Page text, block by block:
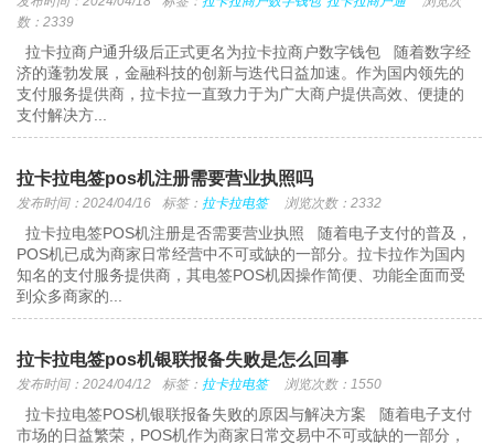
数：2339
拉卡拉商户通升级后正式更名为拉卡拉商户数字钱包 随着数字经
济的蓬勃发展，金融科技的创新与迭代日益加速。作为国内领先的
支付服务提供商，拉卡拉一直致力于为广大商户提供高效、便捷的
支付解决方...
拉卡拉电签pos机注册需要营业执照吗
发布时间：2024/04/16 标签： 拉卡拉电签 浏览次数：2332
拉卡拉电签POS机注册是否需要营业执照 随着电子支付的普及，
POS机已成为商家日常经营中不可或缺的一部分。拉卡拉作为国内
知名的支付服务提供商，其电签POS机因操作简便、功能全面而受
到众多商家的...
拉卡拉电签pos机银联报备失败是怎么回事
发布时间：2024/04/12 标签： 拉卡拉电签 浏览次数：1550
拉卡拉电签POS机银联报备失败的原因与解决方案 随着电子支付
市场的日益繁荣，POS机作为商家日常交易中不可或缺的一部分，